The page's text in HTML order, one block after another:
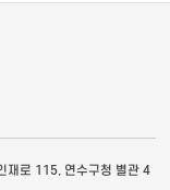
재로 115, 연수구청 별관 4